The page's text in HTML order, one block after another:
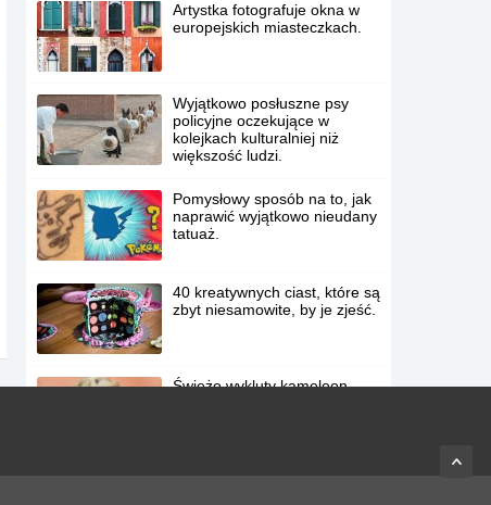
Artystka fotografuje okna w
europejskich miasteczkach.
Wyjątkowo posłuszne psy
policyjne oczekujące w
kolejkach kulturalniej niż
większość ludzi.
Pomysłowy sposób na to, jak
naprawić wyjątkowo nieudany
tatuaż.
40 kreatywnych ciast, które są
zbyt niesamowite, by je zjeść.
Świeżo wykluty kameleon,
Właścicielka udaje, że rzuca